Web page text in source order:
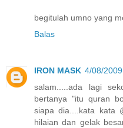
begitulah umno yang
Balas
IRON MASK 4/08/
salam.....ada lagi
bertanya "itu quran
siapa dia....kata kata
hilaian dan gelak